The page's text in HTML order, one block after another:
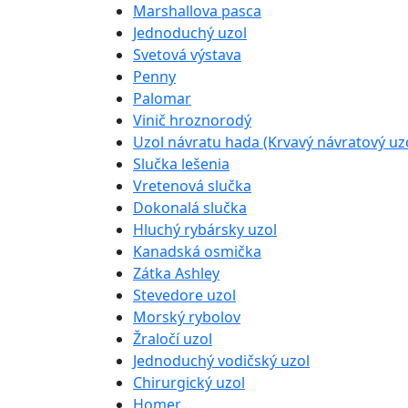
Marshallova pasca
Jednoduchý uzol
Svetová výstava
Penny
Palomar
Vinič hroznorodý
Uzol návratu hada (Krvavý návratový
Slučka lešenia
Vretenová slučka
Dokonalá slučka
Hluchý rybársky uzol
Kanadská osmička
Zátka Ashley
Stevedore uzol
Morský rybolov
Žraločí uzol
Jednoduchý vodičský uzol
Chirurgický uzol